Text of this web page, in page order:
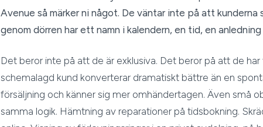
Avenue så märker ni något. De väntar inte på att kunderna
genom dörren har ett namn i kalendern, en tid, en
Det beror inte på att de är exklusiva. Det beror på att de
schemalagd kund konverterar dramatiskt bättre än en
försäljning och känner sig mer omhändertagen. Även små
samma logik. Hämtning av reparationer på tidsbokning.